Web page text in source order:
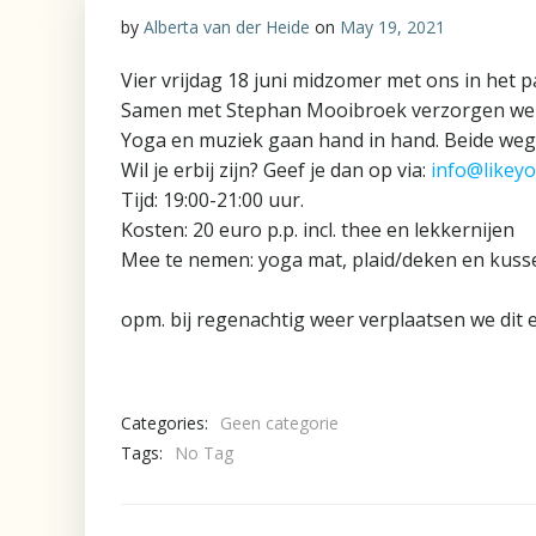
by Alberta van der Heide on May 19, 2021
Vier vrijdag 18 juni midzomer met ons in het
Samen met Stephan Mooibroek verzorgen
Yoga en muziek gaan hand in hand. Beide
Wil je erbij zijn? Geef je dan op via:
Tijd: 19:00-21:00 uur.
Kosten: 20 euro p.p. incl. thee en lekkernijen
Mee te nemen: yoga mat, plaid/deken en
opm. bij regenachtig weer verplaatsen we dit
Categories:
Geen categorie
Tags:
No Tag